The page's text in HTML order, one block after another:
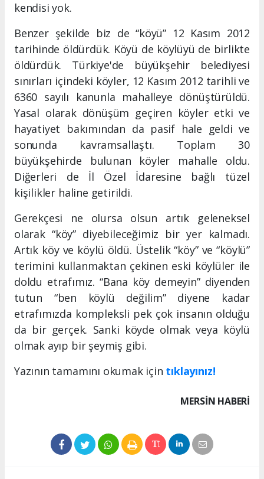
kendisi yok.
Benzer şekilde biz de “köyü” 12 Kasım 2012
tarihinde öldürdük. Köyü de köylüyü de birlikte
öldürdük. Türkiye'de büyükşehir belediyesi
sınırları içindeki köyler, 12 Kasım 2012 tarihli ve
6360 sayılı kanunla mahalleye dönüştürüldü.
Yasal olarak dönüşüm geçiren köyler etki ve
hayatiyet bakımından da pasif hale geldi ve
sonunda kavramsallaştı. Toplam 30
büyükşehirde bulunan köyler mahalle oldu.
Diğerleri de İl Özel İdaresine bağlı tüzel
kişilikler haline getirildi.
Gerekçesi ne olursa olsun artık geleneksel
olarak “köy” diyebileceğimiz bir yer kalmadı.
Artık köy ve köylü öldü. Üstelik “köy” ve “köylü”
terimini kullanmaktan çekinen eski köylüler ile
doldu etrafımız. “Bana köy demeyin” diyenden
tutun “ben köylü değilim” diyene kadar
etrafımızda kompleksli pek çok insanın olduğu
da bir gerçek. Sanki köyde olmak veya köylü
olmak ayıp bir şeymiş gibi.
Yazının tamamını okumak için tıklayınız!
MERSIN HABERİ